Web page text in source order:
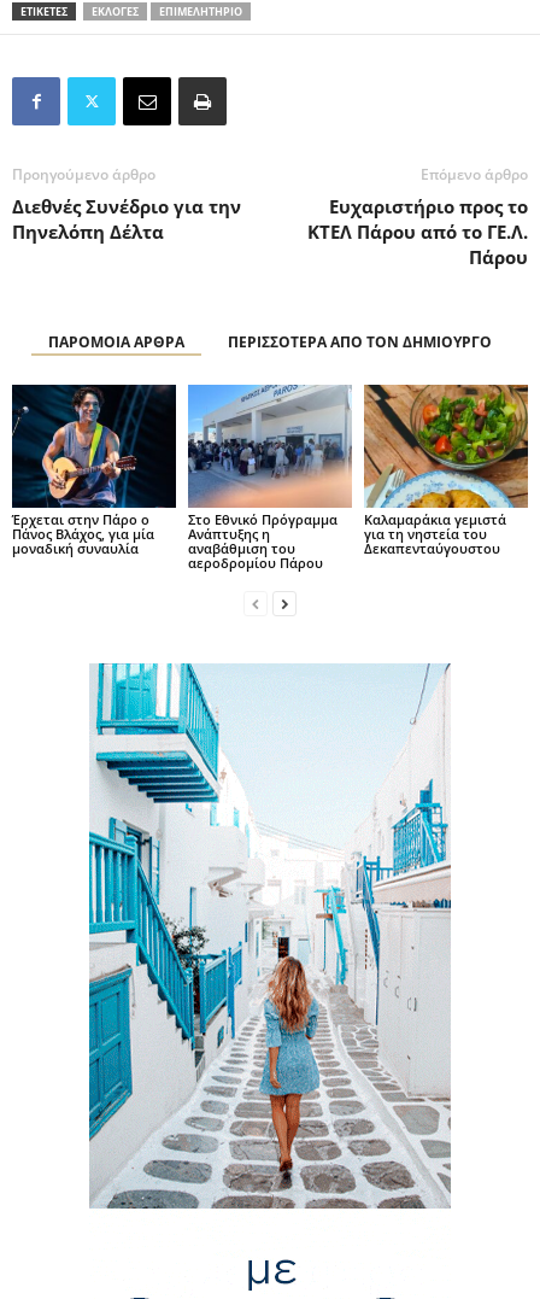
ΕΤΙΚΕΤΕΣ ΕΚΛΟΓΕΣ ΕΠΙΜΕΛΗΤΗΡΙΟ
Προηγούμενο άρθρο
Διεθνές Συνέδριο για την
Πηνελόπη Δέλτα
Επόμενο άρθρο
Ευχαριστήριο προς το
ΚΤΕΛ Πάρου από το ΓΕ.Λ.
Πάρου
ΠΑΡΟΜΟΙΑ ΑΡΘΡΑ ΠΕΡΙΣΣΟΤΕΡΑ ΑΠΟ ΤΟΝ ΔΗΜΙΟΥΡΓΟ
Έρχεται στην Πάρο ο
Πάνος Βλάχος, για μία
μοναδική συναυλία
Στο Εθνικό Πρόγραμμα
Ανάπτυξης η
αναβάθμιση του
αεροδρομίου Πάρου
Καλαμαράκια γεμιστά
για τη νηστεία του
Δεκαπενταύγουστου